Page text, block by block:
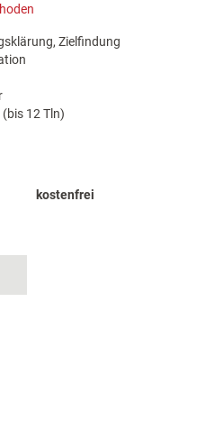
Zielfindung
12 Tln)
kostenfrei